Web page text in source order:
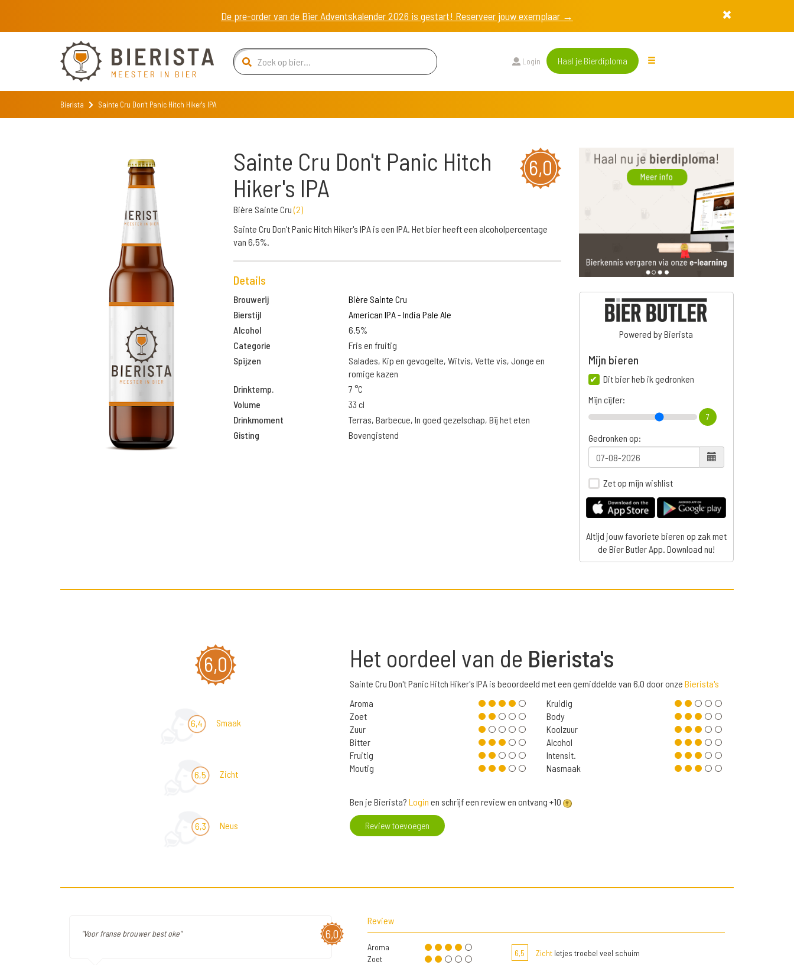
De pre-order van de Bier Adventskalender 2026 is gestart! Reserveer jouw exemplaar →
Login Haal je Bierdiploma
Bierista Sainte Cru Don't Panic Hitch Hiker's IPA
6,0
Sainte Cru Don't Panic Hitch
Hiker's IPA
Bière Sainte Cru(2)
Sainte Cru Don't Panic Hitch Hiker's IPA is een IPA. Het bier heeft een alcoholpercentage
van 6,5%.
Details
Brouwerij
Bière Sainte Cru
Bierstijl
American IPA - India Pale Ale
Alcohol
6.5%
Categorie
Fris en fruitig
Spijzen
Salades, Kip en gevogelte, Witvis, Vette vis, Jonge en
romige kazen
Drinktemp.
7 °C
Volume
33 cl
Drinkmoment
Terras, Barbecue, In goed gezelschap, Bij het eten
Gisting
Bovengistend
Powered by Bierista
Mijn bieren
Dit bier heb ik gedronken
Mijn cijfer:
7
Gedronken op:
Zet op mijn wishlist
Altijd jouw favoriete bieren op zak met
de Bier Butler App. Download nu!
6,0
6,4 Smaak
6,5 Zicht
6,3 Neus
Het oordeel van de Bierista's
Sainte Cru Don't Panic Hitch Hiker's IPA is beoordeeld met een gemiddelde van 6,0 door onze Bierista's
Aroma
Zoet
Zuur
Bitter
Fruitig
Moutig
Kruidig
Body
Koolzuur
Alcohol
Intensit.
Nasmaak
Ben je Bierista? Login en schrijf een review en ontvang +10
Review toevoegen
6,0
"Voor franse brouwer best oke"
Review
Aroma
Zoet
6,5 ZichtIetjes troebel veel schuim